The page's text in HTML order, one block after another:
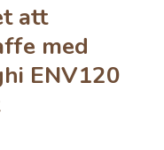
att
med
ENV120